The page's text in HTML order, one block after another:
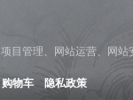
目管理、网站运营、网
购物车 隐私政策